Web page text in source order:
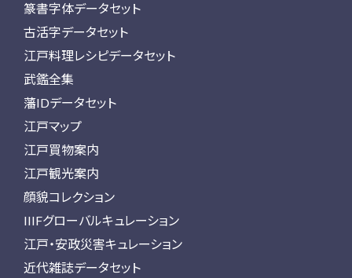
篆書字体データセット
古活字データセット
江戸料理レシピデータセット
武鑑全集
藩IDデータセット
江戸マップ
江戸買物案内
江戸観光案内
顔貌コレクション
IIIFグローバルキュレーション
江戸・安政災害キュレーション
近代雑誌データセット